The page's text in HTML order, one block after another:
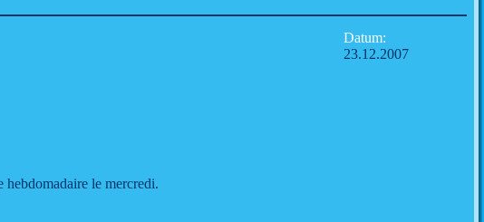
Datum:
23.12.2007
hebdomadaire le mercredi.